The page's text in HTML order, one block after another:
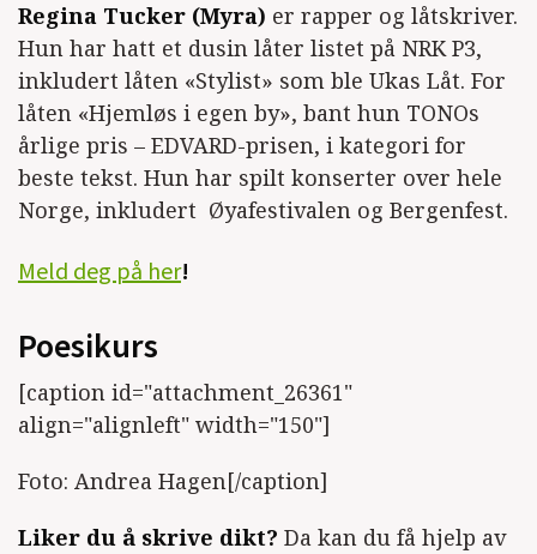
Regina Tucker (Myra) er rapper og låtskriver.
Hun har hatt et dusin låter listet på NRK P3,
inkludert låten «Stylist» som ble Ukas Låt. For
låten «Hjemløs i egen by», bant hun TONOs
årlige pris – EDVARD-prisen, i kategori for
beste tekst. Hun har spilt konserter over hele
Norge, inkludert Øyafestivalen og Bergenfest.
Meld deg på her!
Poesikurs
[caption id="attachment_26361"
align="alignleft" width="150"]
Foto: Andrea Hagen[/caption]
Liker du å skrive dikt? Da kan du få hjelp av